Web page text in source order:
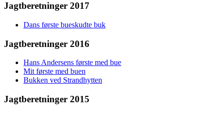
Jagtberetninger 2017
Dans første bueskudte buk
Jagtberetninger 2016
Hans Andersens første med bue
Mit første med buen
Bukken ved Strandhytten
Jagtberetninger 2015